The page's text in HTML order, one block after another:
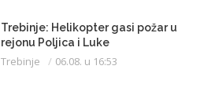
Trebinje: Helikopter gasi požar u
rejonu Poljica i Luke
Trebinje 06.08. u 16:53